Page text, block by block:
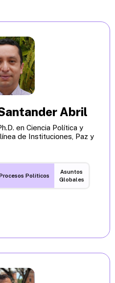
Abril
en Ciencia Política y
de Instituciones, Paz y
Políticos
Asuntos
Globales